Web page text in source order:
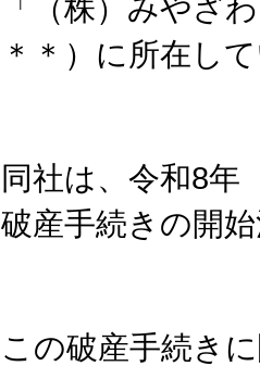
「（株）みやざ
＊＊）に所在し
同社は、令和8年
破産手続きの開
この破産手続き